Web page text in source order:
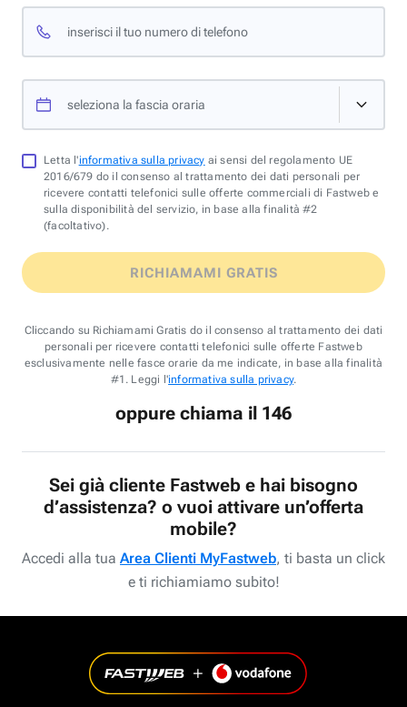
inserisci il tuo numero di telefono
seleziona la fascia oraria
Letta l'informativa sulla privacy ai sensi del regolamento UE
2016/679 do il consenso al trattamento dei dati personali per
ricevere contatti telefonici sulle offerte commerciali di Fastweb e
sulla disponibilità del servizio, in base alla finalità #2
(facoltativo).
RICHIAMAMI GRATIS
Cliccando su Richiamami Gratis do il consenso al trattamento dei dati
personali per ricevere contatti telefonici sulle offerte Fastweb
esclusivamente nelle fasce orarie da me indicate, in base alla finalità
#1. Leggi l'informativa sulla privacy.
oppure chiama il 146
Sei già cliente Fastweb e hai bisogno
d’assistenza? o vuoi attivare un’offerta
mobile?
Accedi alla tua Area Clienti MyFastweb, ti basta un click
e ti richiamiamo subito!